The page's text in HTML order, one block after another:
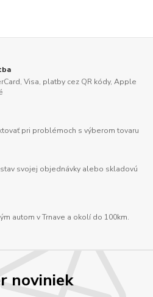
Visa, platby cez QR kódy, Apple
pri problémoch s výberom tovaru
svojej objednávky alebo skladovú
autom v Trnave a okolí do 100km.
noviniek